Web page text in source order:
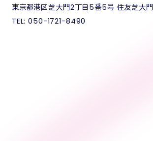
東京都港区芝大門2丁目5番5号 住友芝大
TEL: 050-1721-8490